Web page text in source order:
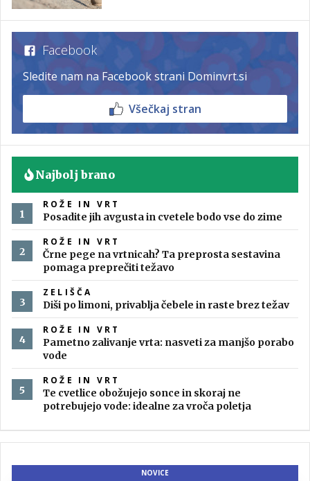
Facebook
Sledite nam na Facebook strani Dominvrt.si
Všečkaj stran
Najbolj brano
ROŽE IN VRT
Posadite jih avgusta in cvetele bodo vse do zime
ROŽE IN VRT
Črne pege na vrtnicah? Ta preprosta sestavina
pomaga preprečiti težavo
ZELIŠČA
Diši po limoni, privablja čebele in raste brez težav
ROŽE IN VRT
Pametno zalivanje vrta: nasveti za manjšo porabo
vode
ROŽE IN VRT
Te cvetlice obožujejo sonce in skoraj ne
potrebujejo vode: idealne za vroča poletja
NOVICE